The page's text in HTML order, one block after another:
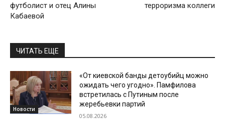
футболист и отец Алины
Кабаевой
терроризма коллеги
ЧИТАТЬ ЕЩЕ
Новости
«От киевской банды детоубийц можно
ожидать чего угодно». Памфилова
встретилась с Путиным после
жеребьевки партий
05.08.2026